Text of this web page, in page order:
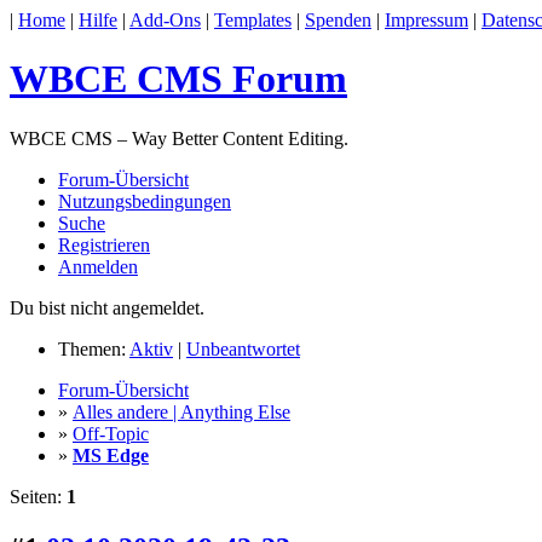
| Home | Hilfe | Add-Ons | Templates | Spenden | Impressum |
WBCE CMS Forum
WBCE CMS – Way Better Content Editing.
Forum-Übersicht
Nutzungsbedingungen
Suche
Registrieren
Anmelden
Du bist nicht angemeldet.
Themen: Aktiv | Unbeantwortet
Forum-Übersicht
» Alles andere | Anything Else
» Off-Topic
» MS Edge
Seiten: 1